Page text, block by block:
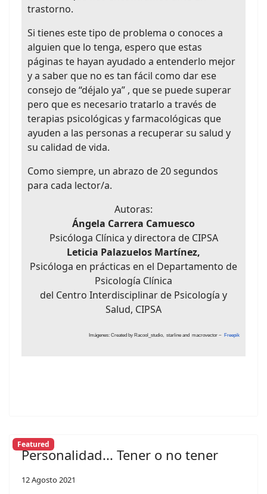
trastorno.
Si tienes este tipo de problema o conoces a
alguien que lo tenga, espero que estas
páginas te hayan ayudado a entenderlo mejor
y a saber que no es tan fácil como dar ese
consejo de “déjalo ya” , que se puede superar
pero que es necesario tratarlo a través de
terapias psicológicas y farmacológicas que
ayuden a las personas a recuperar su salud y
su calidad de vida.
Como siempre, un abrazo de 20 segundos
para cada lector/a.
Autoras:
Ángela Carrera Camuesco
Psicóloga Clínica y directora de CIPSA
Leticia Palazuelos Martínez,
Psicóloga en prácticas en el Departamento de
Psicología Clínica
del Centro Interdisciplinar de Psicología y
Salud, CIPSA
Imágenes: Created by Racool_studio, starline and macrovector ~ Freepik
Featured
Personalidad... Tener o no tener
12 Agosto 2021